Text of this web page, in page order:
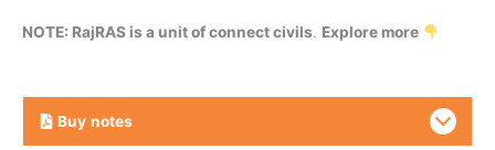
NOTE: RajRAS is a unit of connect civils. Explore more
Buy notes